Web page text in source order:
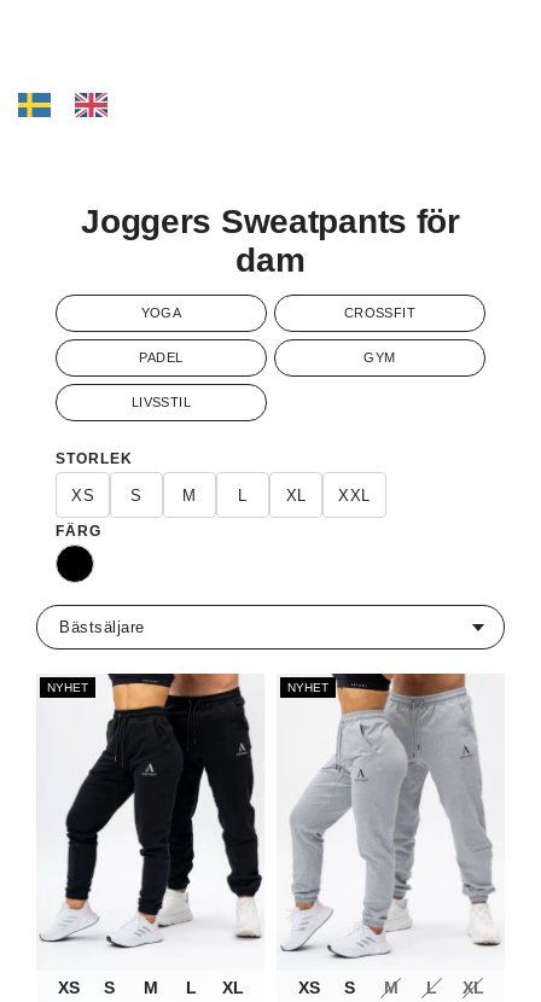
Joggers Sweatpants för
dam
YOGA CROSSFIT
PADEL GYM
LIVSSTIL
STORLEK
XS S M L XL XXL
FÄRG
Svart
NYHET
XS S M L
XL
NYHET
XS S M L
XL